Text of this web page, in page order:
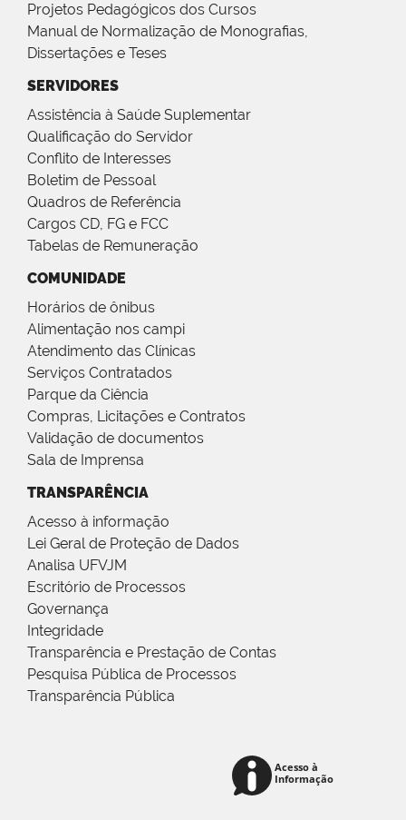
Projetos Pedagógicos dos Cursos
Manual de Normalização de Monografias,
Dissertações e Teses
SERVIDORES
Assistência à Saúde Suplementar
Qualificação do Servidor
Conflito de Interesses
Boletim de Pessoal
Quadros de Referência
Cargos CD, FG e FCC
Tabelas de Remuneração
COMUNIDADE
Horários de ônibus
Alimentação nos campi
Atendimento das Clínicas
Serviços Contratados
Parque da Ciência
Compras, Licitações e Contratos
Validação de documentos
Sala de Imprensa
TRANSPARÊNCIA
Acesso à informação
Lei Geral de Proteção de Dados
Analisa UFVJM
Escritório de Processos
Governança
Integridade
Transparência e Prestação de Contas
Pesquisa Pública de Processos
Transparência Pública